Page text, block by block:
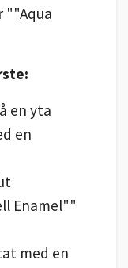
""Aqua
en yta
en
Enamel""
med en